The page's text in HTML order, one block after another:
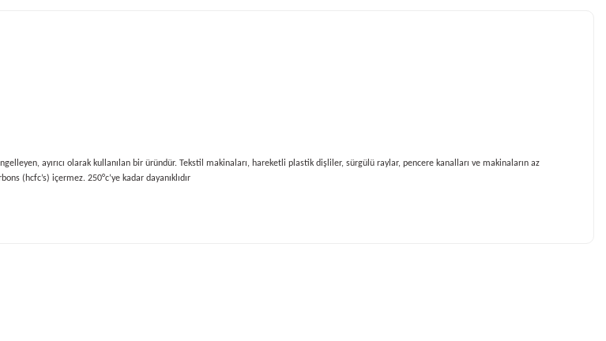
ayırıcı olarak kullanılan bir üründür. Tekstil makinaları, hareketli plastik dişliler, sürgülü raylar, pencere kanalları ve makinaların az
(hcfc’s) içermez. 250°c’ye kadar dayanıklıdır